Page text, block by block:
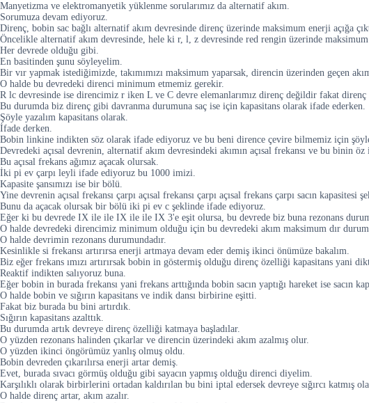
Manyetizma ve elektromanyetik yüklenme sorularımız da alternatif akım.
Sorumuza devam ediyoruz.
Direnç, bobin sac bağlı alternatif akım devresinde direnç üzerinde maksimum enerji açığa
Öncelikle alternatif akım devresinde, hele ki r, l, z devresinde red rengin üzerinde
Her devrede olduğu gibi.
En basitinden şunu söyleyelim.
Bir vır yapmak istediğimizde, takımımızı maksimum yaparsak, direncin üzerinden geçen
O halde bu devredeki direnci minimum etmemiz gerekir.
R lc devresinde ise direncimiz r iken L ve C devre elemanlarımız direnç değildir fakat direnç
Bu durumda biz direnç gibi davranma durumuna saç ise için kapasitans olarak ifade ederken.
Şöyle yazalım kapasitans olarak.
İfade derken.
Bobin linkine indikten söz olarak ifade ediyoruz ve bu beni dirence çevire bilmemiz için
Devredeki açısal devrenin, alternatif akım devresindeki akımın açısal frekansı ve bu binin
Bu açısal frekans ağımız açacak olursak.
İki pi ev çarpı leyli ifade ediyoruz bu 1000 imizi.
Kapasite şansımızı ise bir bölü.
Yine devrenin açısal frekansı çarpı açısal frekansı çarpı açısal frekans çarpı sacın kapasitesi
Bunu da açacak olursak bir bölü iki pi ev c şeklinde ifade ediyoruz.
Eğer ki bu devrede IX ile ile IX ile ile IX 3'e eşit olursa, bu devrede biz buna rezonans
O halde devredeki direncimiz minimum olduğu için bu devredeki akım maksimum dır
O halde devrimin rezonans durumundadır.
Kesinlikle si frekansı artırırsa enerji artmaya devam eder demiş ikinci önümüze bakalım.
Biz eğer frekans ımızı artırırsak bobin in göstermiş olduğu direnç özelliği kapasitans yani
Reaktif indikten salıyoruz buna.
Eğer bobin in burada frekansı yani frekans arttığında bobin sacın yaptığı hareket ise sacın
O halde bobin ve sığırın kapasitans ve indik dansı birbirine eşitti.
Fakat biz burada bu bini artırdık.
Sığırın kapasitans azalttık.
Bu durumda artık devreye direnç özelliği katmaya başladılar.
O yüzden rezonans halinden çıkarlar ve direncin üzerindeki akım azalmış olur.
O yüzden ikinci öngörümüz yanlış olmuş oldu.
Bobin devreden çıkarılırsa enerji artar demiş.
Evet, burada sıvacı görmüş olduğu gibi sayacın yapmış olduğu direnci diyelim.
Karşılıklı olarak birbirlerini ortadan kaldırılan bu bini iptal edersek devreye sığırcı katmış
O halde direnç artar, akım azalır.